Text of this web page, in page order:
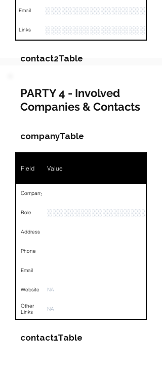
Email ░░░░░░░░░░░░░░░░░░
Links
contact2Table
Field Value
Name
Position
Phone NA
Email
Links
PARTY 4 - Involved
Companies & Contacts
companyTable
Field Value
Company
Role ░░░░░░░░░░░░░░░░░░░
Address
Phone
Email
Website NA
Other
Links
NA
contact1Table